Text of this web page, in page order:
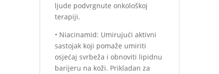
ljude podvrgnute onkološkoj
terapiji.
• Niacinamid: Umirujući aktivni
sastojak koji pomaže umiriti
osjećaj svrbeža i obnoviti lipidnu
barijeru na koži. Prikladan za